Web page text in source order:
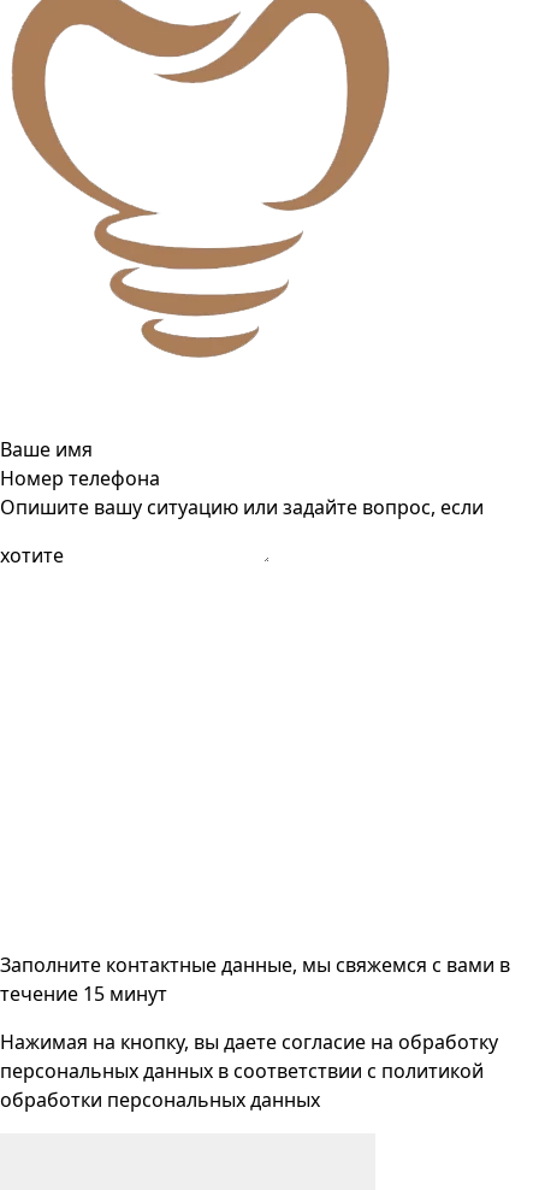
Ваше имя
Номер телефона
Опишите вашу ситуацию или задайте вопрос, если
хотите
Заполните контактные данные, мы свяжемся с вами в
течение 15 минут
Нажимая на кнопку, вы даете согласие на обработку
персональных данных в соответствии с политикой
обработки персональных данных